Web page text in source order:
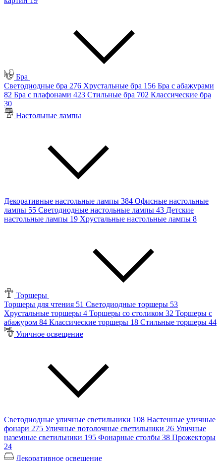
Бра
Светодиодные бра 276 Хрустальные бра 156 Бра с абажурами
82 Бра с плафонами 423 Стильные бра 702 Классические бра
30
Настольные лампы
Декоративные настольные лампы 384 Офисные настольные
лампы 55 Светодиодные настольные лампы 43 Детские
настольные лампы 19 Хрустальные настольные лампы 8
Торшеры
Торшеры для чтения 51 Светодиодные торшеры 53
Хрустальные торшеры 4 Торшеры со столиком 32 Торшеры с
абажуром 84 Классические торшеры 18 Стильные торшеры 44
Уличное освещение
Светодиодные уличные светильники 108 Настенные уличные
фонари 275 Уличные потолочные светильники 26 Уличные
наземные светильники 195 Фонарные столбы 38 Прожекторы
24
Декоративное освещение